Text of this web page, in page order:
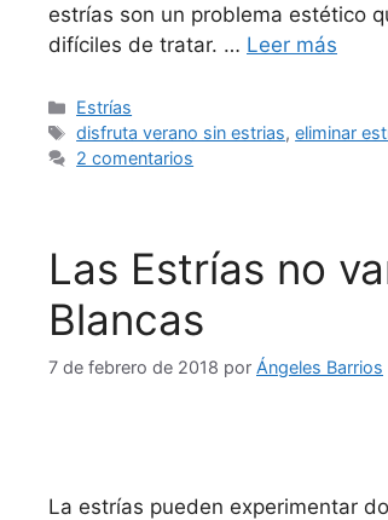
estrías son un problema estético
difíciles de tratar. … Leer más
Estrías
disfruta verano sin estrias,eliminar
2 comentarios
Las Estrías no
Blancas
7 de febrero de 2018 por Ángeles Barrios
La estrías pueden experimentar